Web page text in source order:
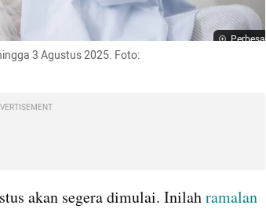
Perbesar
3 Agustus 2025. Foto:
akan segera dimulai. Inilah ramalan